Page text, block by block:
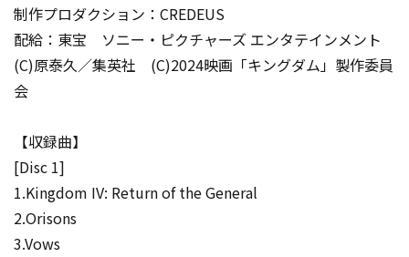
制作プロダクション：CREDEUS
配給：東宝 ソニー・ピクチャーズ エンタテインメント
(C)原泰久／集英社 (C)2024映画「キングダム」製作委員
会
【収録曲】
[Disc 1]
1.Kingdom IV: Return of the General
2.Orisons
3.Vows